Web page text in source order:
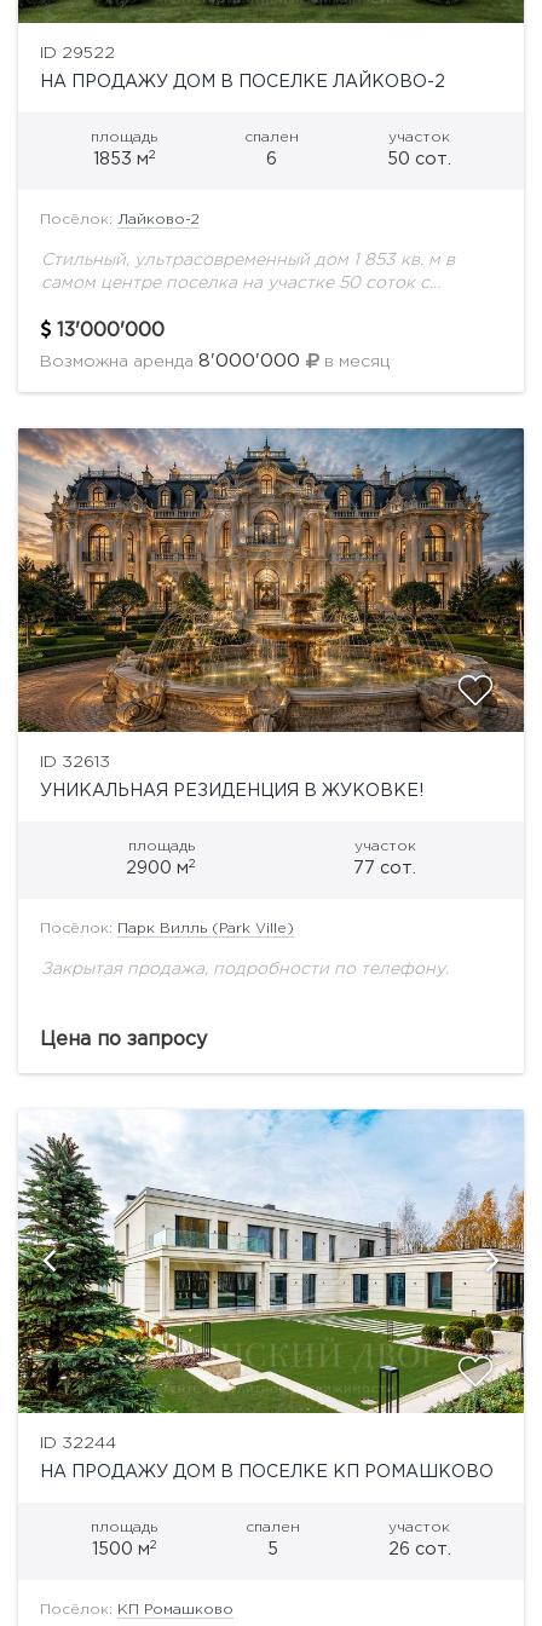
ID 29522
НА ПРОДАЖУ ДОМ В ПОСЕЛКЕ ЛАЙКОВО-2
площадь
1853 м2
спален
6
участок
50 сот.
Посёлок: Лайково-2
Стильный, ультрасовременный дом 1 853 кв. м в
самом центре поселка на участке 50 соток с
Все соседи построены. Поселок с удобной
13'000'000
Возможна аренда 8'000'000 в месяц
ID 32613
УНИКАЛЬНАЯ РЕЗИДЕНЦИЯ В ЖУКОВКЕ!
площадь
2900 м2
участок
77 сот.
Посёлок: Парк Вилль (Park Ville)
Закрытая продажа, подробности по телефону.
Цена по запросу
ID 32244
НА ПРОДАЖУ ДОМ В ПОСЕЛКЕ КП РОМАШКОВО
площадь
1500 м2
спален
5
участок
26 сот.
Посёлок: КП Ромашково